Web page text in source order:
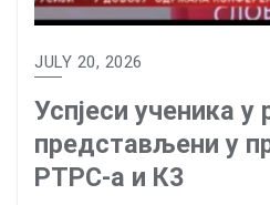
JULY 20, 2026
Успјеси ученика у
представљени у
РТРС-а и К3